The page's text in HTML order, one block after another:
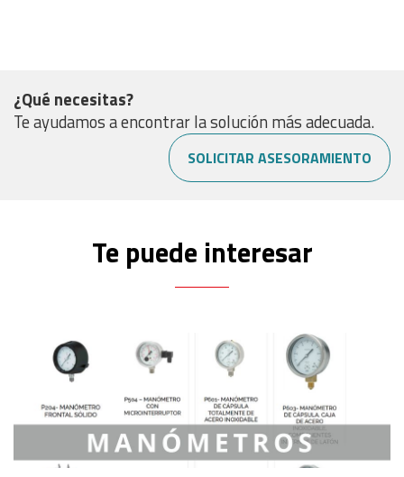
¿Qué necesitas?
Te ayudamos a encontrar la solución más adecuada.
SOLICITAR ASESORAMIENTO
Te puede interesar